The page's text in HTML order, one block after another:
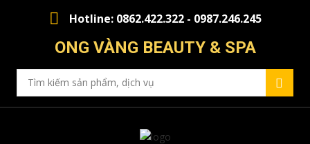
Hotline: 0862.422.322 - 0987.246.245
ONG VÀNG BEAUTY & SPA